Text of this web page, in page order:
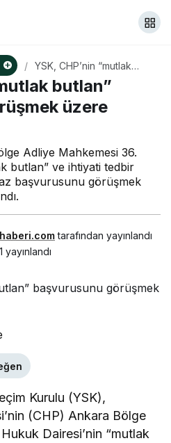
YSK, CHP’nin “mutlak
butlan” başvurusunu
görüşmek üzere toplandı
butlan”
üzere
Adliye Mahkemesi 36.
butlan” ve ihtiyati tedbir
başvurusunu görüşmek
tarafından yayınlandı
yayınlandı
Kurulu (YSK),
(CHP) Ankara Bölge
Dairesi’nin “mutlak
Paylaş